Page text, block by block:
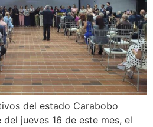
del estado Carabobo
jueves 16 de este mes, el